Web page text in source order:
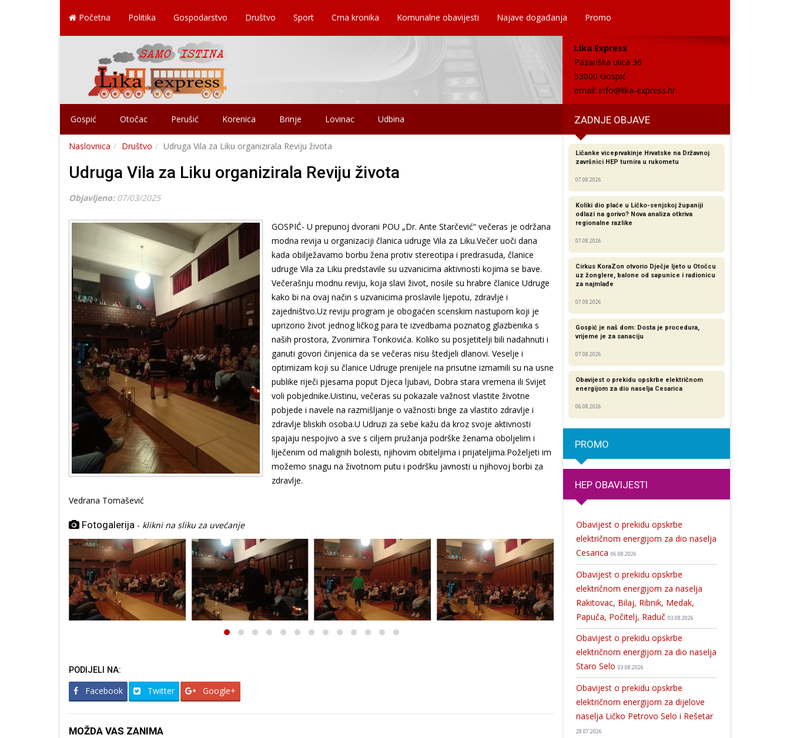
Početna Politika Gospodarstvo Društvo Sport Crna kronika Komunalne obavijesti Najave događanja Promo
Lika Express
Pazariška ulica 36
53000 Gospić
email: info@lika-express.hr
Gospić Otočac Perušić Korenica Brinje Lovinac Udbina ZADNJE OBJAVE
Naslovnica Društvo Udruga Vila za Liku organizirala Reviju života
Udruga Vila za Liku organizirala Reviju života
Objavljeno: 07/03/2025
GOSPIĆ- U prepunoj dvorani POU „Dr. Ante Starčević“ večeras je održana
modna revija u organizaciji članica udruge Vila za Liku.Večer uoči dana
kada obilježavamo borbu žena protiv stereotipa i predrasuda, članice
udruge Vila za Liku predstavile su uzvanicima aktivnosti kojima se bave.
Večerašnju modnu reviju, koja slavi život, nosile su hrabre članice Udruge
kako bi na ovaj način s uzvanicima proslavile ljepotu, zdravlje i
zajedništvo.Uz reviju program je obogaćen scenskim nastupom koji je
uprizorio život jednog ličkog para te izvedbama poznatog glazbenika s
naših prostora, Zvonimira Tonkovića. Koliko su posjetitelji bili nadahnuti i
ganuti govori činjenica da se večeras nisu štedjeli dlanovi. Veselje i
optimizam koji su članice Udruge prenijele na prisutne izmamili su na usne
publike riječi pjesama poput Djeca ljubavi, Dobra stara vremena ili Svijet
voli pobjednike.Uistinu, večeras su pokazale važnost vlastite životne
pobjede i navele na razmišljanje o važnosti brige za vlastito zdravlje i
zdravlje bliskih osoba.U Udruzi za sebe kažu da kroz svoje aktivnosti
spajaju nespojivo a sve s ciljem pružanja podrške ženama oboljelim i
liječenim od malignih bolesti, njihovim obiteljima i prijateljima.Poželjeti im
možemo snagu na životnom putu i podršku javnosti u njihovoj borbi za
zdravlje.
Vedrana Tomašević
Fotogalerija - klikni na sliku za uvećanje
PODIJELI NA:
Facebook Twitter Google+
MOŽDA VAS ZANIMA
Ličanke viceprvakinje Hrvatske na Državnoj
završnici HEP turnira u rukometu
07.08.2026
Koliki dio plaće u Ličko-senjskoj županiji
odlazi na gorivo? Nova analiza otkriva
regionalne razlike​
07.08.2026
Cirkus KoraZon otvorio Dječje ljeto u Otočcu
uz žonglere, balone od sapunice i radionicu
za najmlađe
07.08.2026
Gospić je naš dom: Dosta je procedura,
vrijeme je za sanaciju
07.08.2026
Obavijest o prekidu opskrbe električnom
energijom za dio naselja Cesarica
06.08.2026
PROMO
HEP OBAVIJESTI
Obavijest o prekidu opskrbe
električnom energijom za dio naselja
Cesarica 06.08.2026
Obavijest o prekidu opskrbe
električnom energijom za naselja
Rakitovac, Bilaj, Ribnik, Medak,
Papuča, Počitelj, Raduč 03.08.2026
Obavijest o prekidu opskrbe
električnom energijom za dio naselja
Staro Selo 03.08.2026
Obavijest o prekidu opskrbe
električnom energijom za dijelove
naselja Ličko Petrovo Selo i Rešetar
28.07.2026